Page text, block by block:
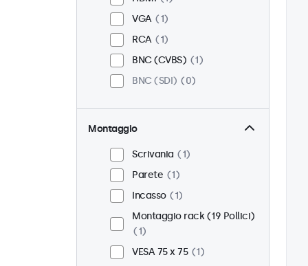
VGA
1
RCA
1
BNC (CVBS)
1
BNC (SDI)
0
Montaggio
Scrivania
1
Parete
1
Incasso
1
Montaggio rack (19 Pollici)
1
VESA 75 x 75
1